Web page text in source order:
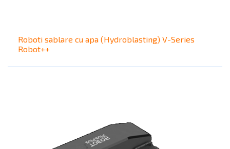
Roboti sablare cu apa (Hydroblasting) V-Series
Robot++